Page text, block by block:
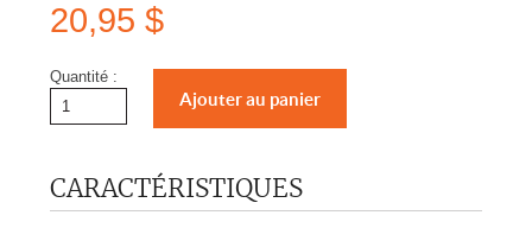
20,95 $
Quantité :
CARACTÉRISTIQUES